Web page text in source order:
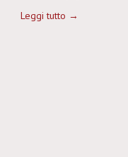
Leggi tutto →